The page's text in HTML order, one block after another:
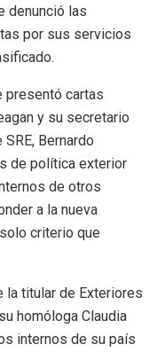
denunció las
por sus servicios
presentó cartas
y su secretario
Bernardo
de política exterior
de otros
a la nueva
criterio que
la titular de Exteriores
homóloga Claudia
internos de su país